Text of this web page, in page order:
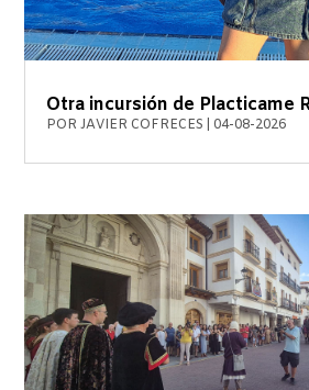
Otra incursión de Placticame
PORJAVIER COFRECES 04-08-2026